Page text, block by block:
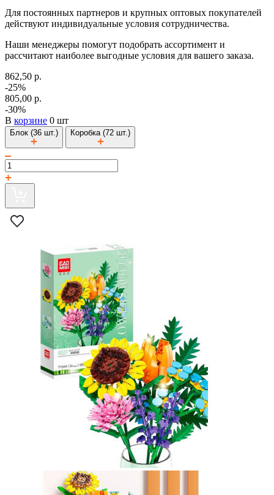
Для постоянных партнеров и крупных оптовых покупателей
действуют индивидуальные условия сотрудничества.
Наши менеджеры помогут подобрать ассортимент и
рассчитают наиболее выгодные условия для вашего заказа.
862,50 р.
-25%
805,00 р.
-30%
В корзине 0 шт
Блок (36 шт.) Коробка (72 шт.)